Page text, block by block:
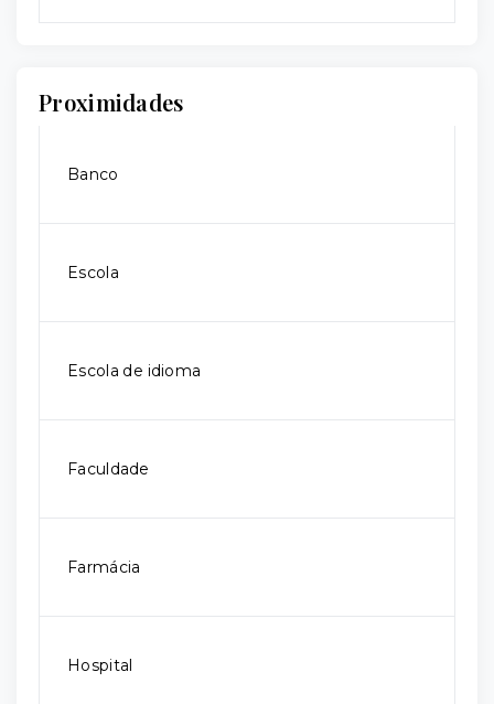
Proximidades
Banco
Escola
Escola de idioma
Faculdade
Farmácia
Hospital